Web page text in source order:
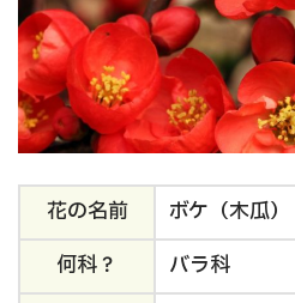
花の名前
ボケ（木瓜）
何科？
バラ科